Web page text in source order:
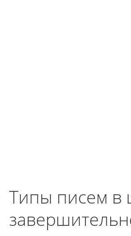
Типы писем в